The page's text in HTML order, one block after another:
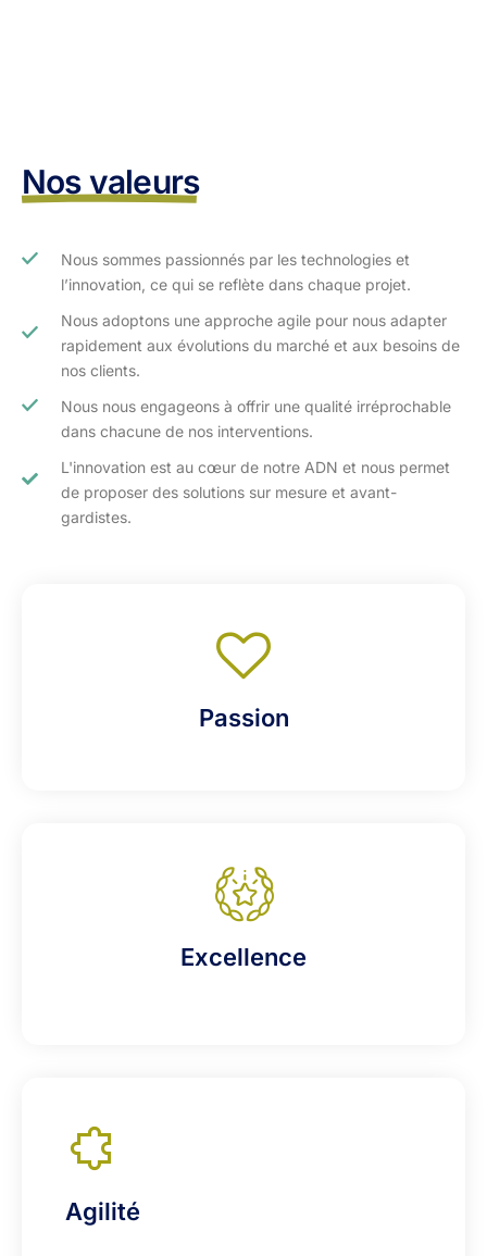
Nos valeurs
Nous sommes passionnés par les technologies et
l’innovation, ce qui se reflète dans chaque projet.
Nous adoptons une approche agile pour nous adapter
rapidement aux évolutions du marché et aux besoins de
nos clients.​
Nous nous engageons à offrir une qualité irréprochable
dans chacune de nos interventions.
L'innovation est au cœur de notre ADN et nous permet
de proposer des solutions sur mesure et avant-
gardistes.
Passion
Excellence
Agilité